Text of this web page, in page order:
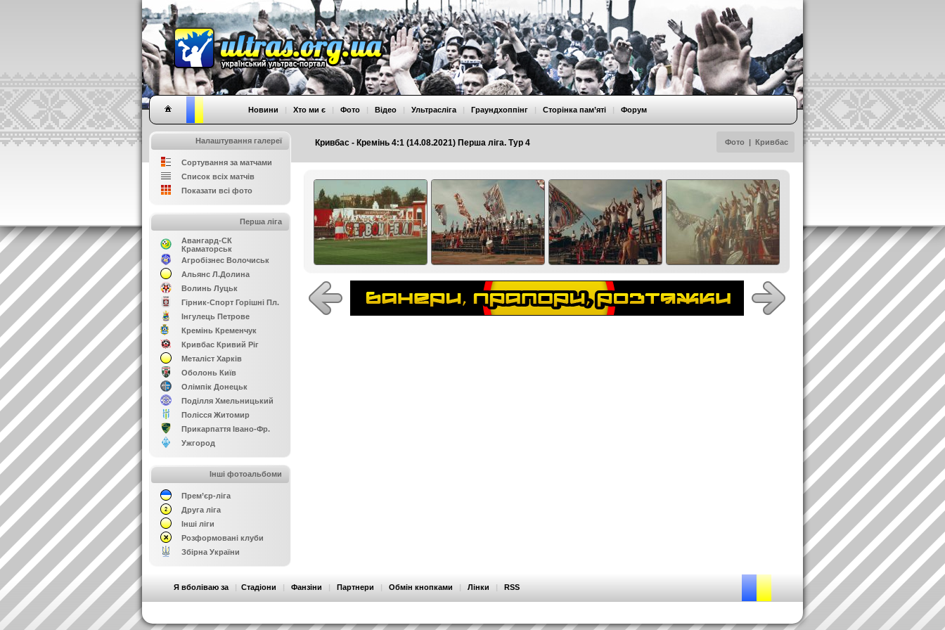
Кривбас - Кремінь 4:1 (14.08.2021) Перша ліга. Тур 4 Фото | Кривбас
Новини | Хто ми є | Фото | Відео | Ультрасліга | Граундхоппінг | Сторінка пам’яті | Форум
Налаштування галереї
Сортування за матчами
Список всіх матчів
Показати всі фото
Перша ліга
Авангард-СК
Краматорськ
Агробізнес Волочиськ
Альянс Л.Долина
Волинь Луцьк
Гірник-Спорт Горішні Пл.
Інгулець Петрове
Кремінь Кременчук
Кривбас Кривий Ріг
Металіст Харків
Оболонь Київ
Олімпік Донецьк
Поділля Хмельницький
Полісся Житомир
Прикарпаття Івано-Фр.
Ужгород
Інші фотоальбоми
Прем’єр-ліга
Друга ліга
Інші ліги
Розформовані клуби
Збірна України
Я вболіваю за | Стадіони | Фанзіни | Партнери | Обмін кнопками | Лінки | RSS